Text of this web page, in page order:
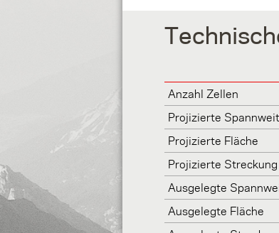
Anzahl Zellen
Projizierte
Projizierte Fläche
Projizierte Streckung
Ausgelegte
Ausgelegte Fläche